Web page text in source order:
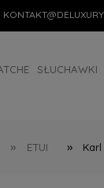
SŁUCHAWKI
» ETUI »